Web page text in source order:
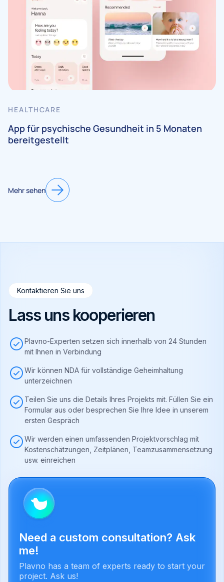
HEALTHCARE
App für psychische Gesundheit in 5 Monaten
bereitgestellt
Mehr sehen
Kontaktieren Sie uns
Lass uns kooperieren
Plavno-Experten setzen sich innerhalb von 24 Stunden
mit Ihnen in Verbindung
Wir können NDA für vollständige Geheimhaltung
unterzeichnen
Teilen Sie uns die Details Ihres Projekts mit. Füllen Sie ein
Formular aus oder besprechen Sie Ihre Idee in unserem
ersten Gespräch
Wir werden einen umfassenden Projektvorschlag mit
Kostenschätzungen, Zeitplänen, Teamzusammensetzung
usw. einreichen
Need a custom consultation? Ask
me!
Plavno has a team of experts ready to start your
project. Ask us!